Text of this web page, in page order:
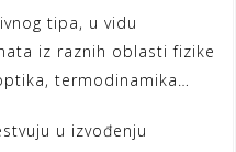
tipa, u vidu
iz raznih oblasti fizike
termodinamika…
u izvođenju